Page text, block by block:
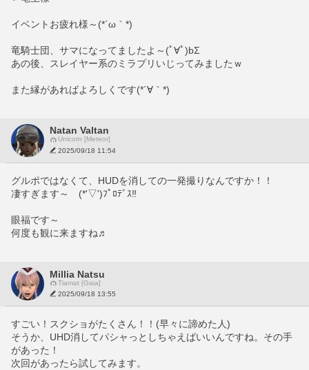
イベントお疲れ様～(*´ω｀*)
竜騎士団、サマになってましたよ～(ﾟ∀ﾟ)bΣ
あの後、スレイヤー系のミラプリいじってみましたｗ
また縁があればよろしくです(*´∀｀*)
Natan Valtan
Unicorn [Meteor]
2025/09/18 11:54
グルポではなくて、HUDを消しての一発撮りなんですか！！
凄すぎます～　(*'▽')ﾌﾟﾛﾃﾞｽ‼
眼福です～
何度も観に来ますね♬
Millia Natsu
Tiamat [Gaia]
2025/09/18 13:55
すごい！スクショがたくさん！！(早々に諦めた人)
そうか、UHD消してパシャっとしちゃえばいいんですね。その手
があった！
次回があったら試してみます。